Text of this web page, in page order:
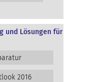
und Lösungen für
2016